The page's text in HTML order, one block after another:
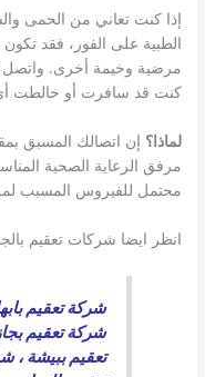
إذا كنت تعاني من الحمى
الطبية على الفور، فقد
مرضية وخيمة أخرى. واتصل
كنت قد سافرت أو خالطت
لماذا؟ إن اتصالك المسبق
مرفق الرعاية الصحية
محتمل للفيروس المسبب لمرض كوفيد-19
انظر ايضا شركات تعقيم
شركة تعقيم
شركة تعقيم
تعقيم ببيشة،